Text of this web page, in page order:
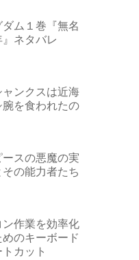
ダム１巻『無名
ネタバレ
ャンクスは近海
腕を食われたの
ースの悪魔の実
の能力者たち
ン作業を効率化
のキーボード
カット